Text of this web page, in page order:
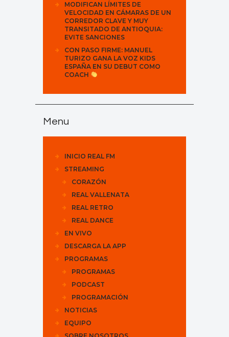
MODIFICAN LÍMITES DE
VELOCIDAD EN CÁMARAS DE UN
CORREDOR CLAVE Y MUY
TRANSITADO DE ANTIOQUIA:
EVITE SANCIONES
CON PASO FIRME: MANUEL
TURIZO GANA LA VOZ KIDS
ESPAÑA EN SU DEBUT COMO
COACH
Menu
INICIO REAL FM
STREAMING
CORAZÓN
REAL VALLENATA
REAL RETRO
REAL DANCE
EN VIVO
DESCARGA LA APP
PROGRAMAS
PROGRAMAS
PODCAST
PROGRAMACIÓN
NOTICIAS
EQUIPO